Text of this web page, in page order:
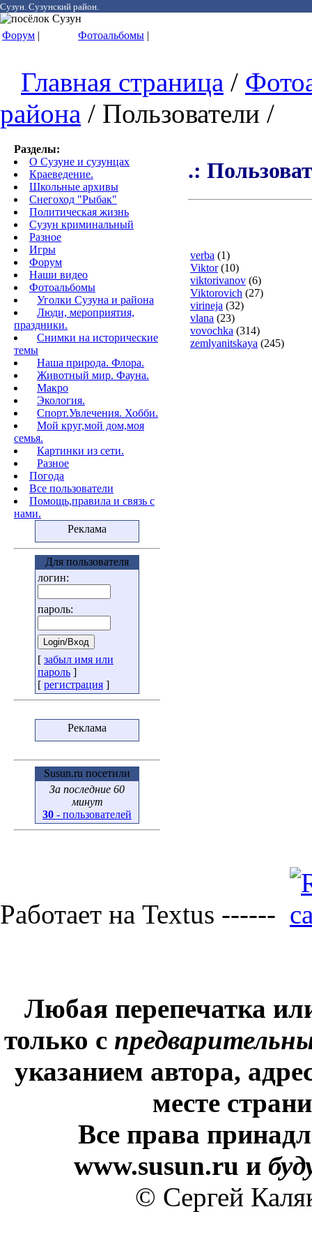
Сузун. Сузунский район.
Форум | Фотоальбомы |
Главная страница /
района / Пользователи /
Разделы:
О Сузуне и сузунцах
Краеведение.
Школьные архивы
Снегоход "Рыбак"
Политическая жизнь
Сузун криминальный
Разное
Игры
Форум
Наши видео
Фотоальбомы
Уголки Сузуна и района
Люди, мероприятия,
праздники.
Снимки на исторические
темы
Наша природа. Флора.
Животный мир. Фауна.
Макро
Экология.
Cпорт.Увлечения. Хобби.
Мой круг,мой дом,моя
семья.
Картинки из сети.
Разное
Погода
Все пользователи
Помощь,правила и связь с
нами.
Реклама
Для пользователя
логин:
пароль:
[ забыл имя или
пароль ]
[ регистрация ]
Реклама
Susun.ru посетили
За последние 60
минут
30 - пользователей
.:
verba (1)
Viktor(10)
viktorivanov (6)
Viktorovich (27)
virineja (32)
vlana (23)
vovochka (314)
zemlyanitskaya (245)
Работает на Textus ------
Любая перепечатка
только с
указанием автора,
месте
Все права
www.susun.ru и
© Сергей